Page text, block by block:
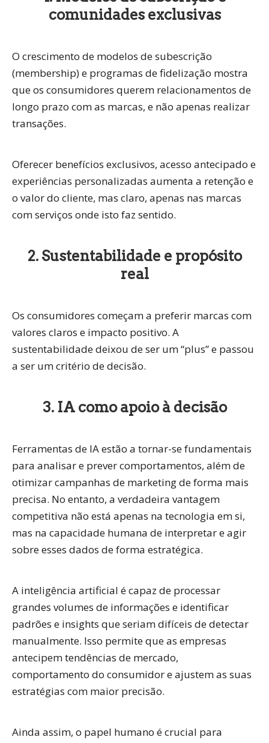
comunidades exclusivas
O crescimento de modelos de subescrição
(membership) e programas de fidelização mostra
que os consumidores querem relacionamentos de
longo prazo com as marcas, e não apenas realizar
transações.
Oferecer benefícios exclusivos, acesso antecipado e
experiências personalizadas aumenta a retenção e
o valor do cliente, mas claro, apenas nas marcas
com serviços onde isto faz sentido.
2. Sustentabilidade e propósito
real
Os consumidores começam a preferir marcas com
valores claros e impacto positivo. A
sustentabilidade deixou de ser um “plus” e passou
a ser umcritério de decisão.
3. IA como apoio à decisão
Ferramentas de IAestão a tornar-se fundamentais
para analisar e prever comportamentos, além de
otimizar campanhas de marketing de forma mais
precisa. No entanto, a verdadeira vantagem
competitiva não está apenas na tecnologia em si,
mas na capacidade humana de interpretar e agir
sobre esses dados de forma estratégica.
A inteligência artificial é capaz de processar
grandes volumes de informações e identificar
padrões e insights que seriam difíceis de detectar
manualmente. Isso permite que as empresas
antecipem tendências de mercado,
comportamento do consumidor e ajustem as suas
estratégias com maior precisão.
Ainda assim, o papel humano é crucial para